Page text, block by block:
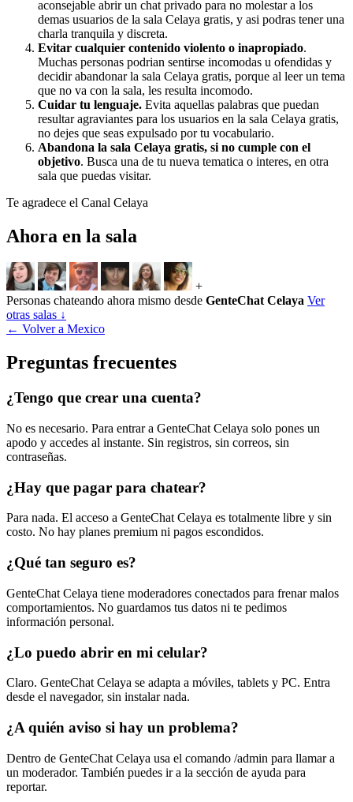
aconsejable abrir un chat privado para no molestar a los
demas usuarios de la sala Celaya gratis, y asi podras tener una
charla tranquila y discreta.
Evitar cualquier contenido violento o inapropiado.
Muchas personas podrian sentirse incomodas u ofendidas y
decidir abandonar la sala Celaya gratis, porque al leer un tema
que no va con la sala, les resulta incomodo.
Cuidar tu lenguaje. Evita aquellas palabras que puedan
resultar agraviantes para los usuarios en la sala Celaya gratis,
no dejes que seas expulsado por tu vocabulario.
Abandona la sala Celaya gratis, si no cumple con el
objetivo. Busca una de tu nueva tematica o interes, en otra
sala que puedas visitar.
Te agradece el Canal Celaya
Ahora en la sala
+
Personas chateando ahora mismo desde GenteChat Celaya Ver
otras salas ↓
← Volver a Mexico
Preguntas frecuentes
¿Tengo que crear una cuenta?
No es necesario. Para entrar a GenteChat Celaya solo pones un
apodo y accedes al instante. Sin registros, sin correos, sin
contraseñas.
¿Hay que pagar para chatear?
Para nada. El acceso a GenteChat Celaya es totalmente libre y sin
costo. No hay planes premium ni pagos escondidos.
¿Qué tan seguro es?
GenteChat Celaya tiene moderadores conectados para frenar malos
comportamientos. No guardamos tus datos ni te pedimos
información personal.
¿Lo puedo abrir en mi celular?
Claro. GenteChat Celaya se adapta a móviles, tablets y PC. Entra
desde el navegador, sin instalar nada.
¿A quién aviso si hay un problema?
Dentro de GenteChat Celaya usa el comando /admin para llamar a
un moderador. También puedes ir a la sección de ayuda para
reportar.